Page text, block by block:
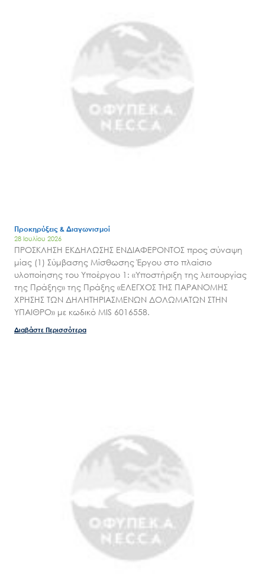
Προκηρύξεις & Διαγωνισμοί
28 Ιουλίου 2026
ΠΡΟΣΚΛΗΣΗ ΕΚΔΗΛΩΣΗΣ ΕΝΔΙΑΦΕΡΟΝΤΟΣ προς σύναψη
μίας (1) Σύμβασης Μίσθωσης Έργου στο πλαίσιο
υλοποίησης του Υποέργου 1: «Υποστήριξη της λειτουργίας
της Πράξης» της Πράξης «ΕΛΕΓΧΟΣ ΤΗΣ ΠΑΡΑΝΟΜΗΣ
ΧΡΗΣΗΣ ΤΩΝ ΔΗΛΗΤΗΡΙΑΣΜΕΝΩΝ ΔΟΛΩΜΑΤΩΝ ΣΤΗΝ
ΥΠΑΙΘΡΟ» με κωδικό MIS 6016558.
Διαβάστε Περισσότερα